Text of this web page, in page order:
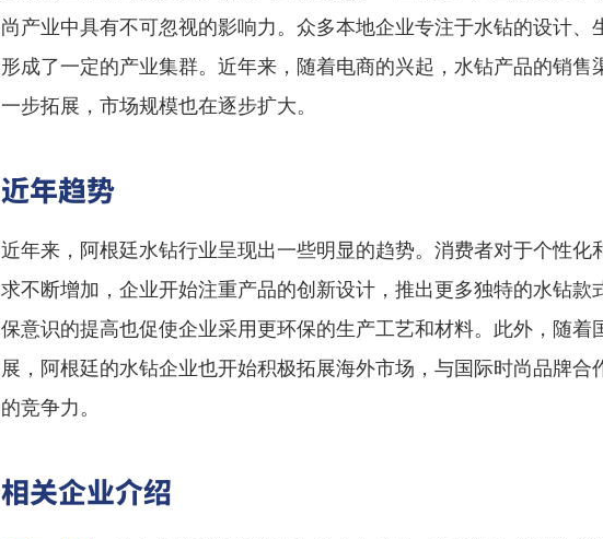
尚产业中具有不可忽视的影响力。众多本地企业专注于水钻的设计、
形成了一定的产业集群。近年来，随着电商的兴起，水钻产品的销售
一步拓展，市场规模也在逐步扩大。
近年趋势
近年来，阿根廷水钻行业呈现出一些明显的趋势。消费者对于个性化
求不断增加，企业开始注重产品的创新设计，推出更多独特的水钻款
保意识的提高也促使企业采用更环保的生产工艺和材料。此外，随着
展，阿根廷的水钻企业也开始积极拓展海外市场，与国际时尚品牌合
的竞争力。
相关企业介绍